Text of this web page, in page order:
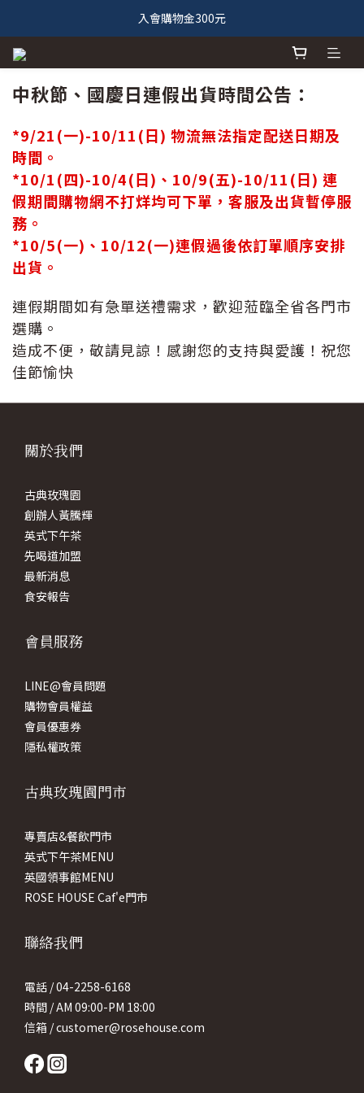
入會購物金300元
中秋節、國慶日連假出貨時間公告：
*9/21(一)-10/11(日) 物流無法指定配送日期及
時間。
*10/1(四)-10/4(日)、10/9(五)-10/11(日) 連
假期間購物網不打烊均可下單，客服及出貨暫停服
務。
*10/5(一)、10/12(一)連假過後依訂單順序安排
出貨。
連假期間如有急單送禮需求，歡迎蒞臨全省各門市
選購。
造成不便，敬請見諒！感謝您的支持與愛護！祝您
佳節愉快
關於我們
古典玫瑰園
創辦人黃騰輝
英式下午茶
先喝道加盟
最新消息
食安報告
會員服務
LINE@會員問題
購物會員權益
會員優惠券
隱私權政策
古典玫瑰園門市
專賣店&餐飲門市
英式下午茶MENU
英國領事館MENU
ROSE HOUSE Caf'e門市
聯絡我們
電話 / 04-2258-6168
時間 / AM 09:00-PM 18:00
信箱 / customer@rosehouse.com